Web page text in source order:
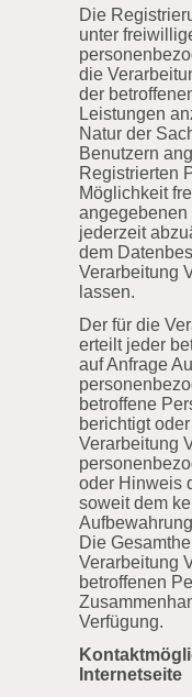
Die
unter
die
der
Leistungen
Natur der
Benutzern
Registrierten
Möglichkeit
angegebenen
jederzeit
dem
Verarbeitung
lassen.
Der für die
erteilt jeder
auf Anfrage
betroffene
berichtigt
Verarbeitung
oder Hinweis
soweit dem
Die
Verarbeitung
betroffenen
Verfügung.
Internetseite